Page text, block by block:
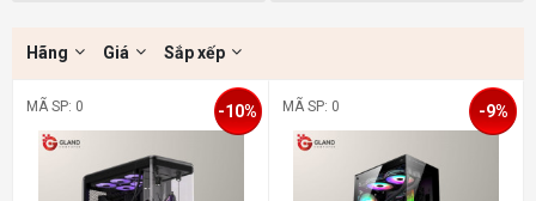
Hãng Giá Sắp xếp
MÃ SP: 0 -10% MÃ SP: 0 -9%